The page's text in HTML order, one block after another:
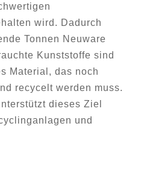
wird. Dadurch
Tonnen Neuware
Kunststoffe sind
Material, das noch
recycelt werden muss.
dieses Ziel
und